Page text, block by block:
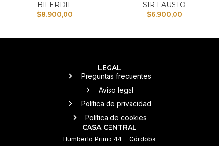
BIFERDIL
$8.900,00
SIR FAUSTO
$6.900,00
LEGAL
Preguntas frecuentes
Aviso legal
Política de privacidad
Política de cookies
CASA CENTRAL
Humberto Primo 44 – Córdoba